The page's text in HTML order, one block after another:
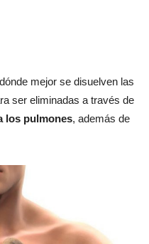
mejor se disuelven las
ser eliminadas a través de
los pulmones, además de